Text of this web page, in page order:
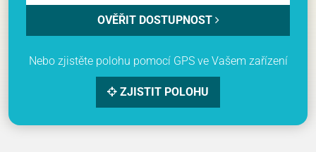
OVĚŘIT DOSTUPNOST
Nebo zjistěte polohu pomocí GPS ve Vašem zařízení
ZJISTIT POLOHU